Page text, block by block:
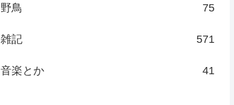
野鳥 75
雑記 571
音楽とか 41